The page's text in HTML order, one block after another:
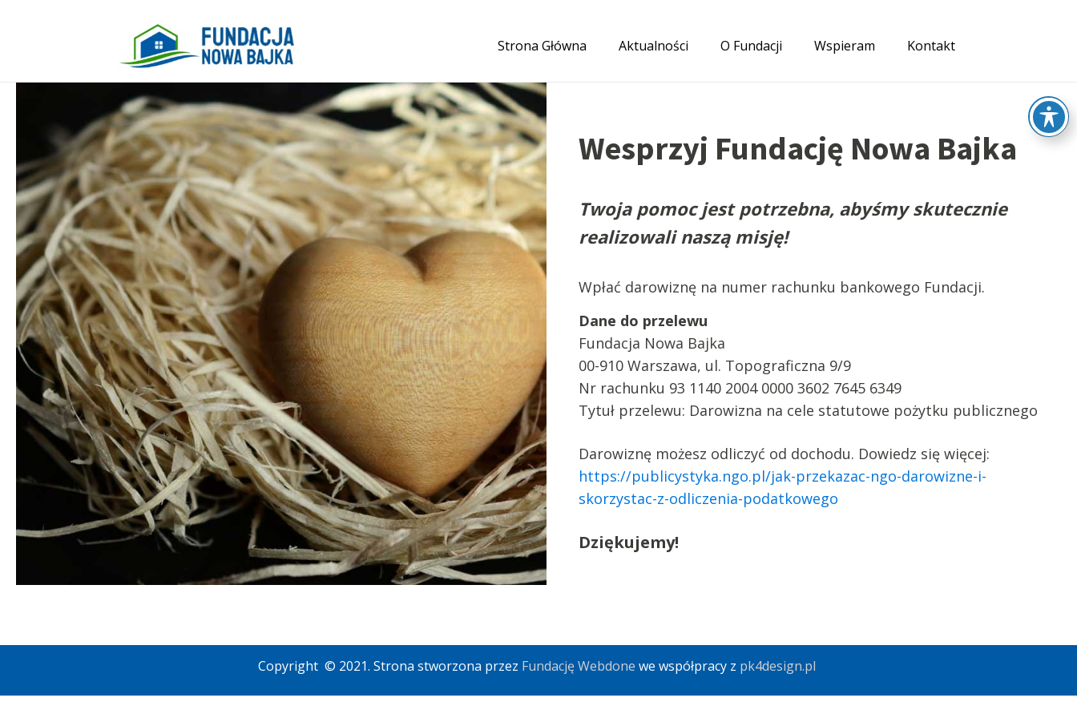
Strona Główna Aktualności O Fundacji Wspieram Kontakt
Wesprzyj Fundację Nowa Bajka
Twoja pomoc jest potrzebna, abyśmy skutecznie
realizowali naszą misję!
Wpłać darowiznę na numer rachunku bankowego Fundacji.
Dane do przelewu
Fundacja Nowa Bajka
00-910 Warszawa, ul. Topograficzna 9/9
Nr rachunku 93 1140 2004 0000 3602 7645 6349
Tytuł przelewu: Darowizna na cele statutowe pożytku publicznego
Darowiznę możesz odliczyć od dochodu. Dowiedz się więcej:
https://publicystyka.ngo.pl/jak-przekazac-ngo-darowizne-i-
skorzystac-z-odliczenia-podatkowego
Dziękujemy!
Copyright © 2021. Strona stworzona przez Fundację Webdone we współpracy z pk4design.pl